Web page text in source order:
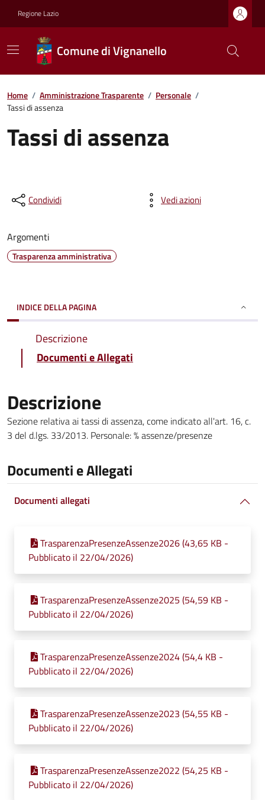
Regione Lazio
Comune di Vignanello
Home / Amministrazione Trasparente / Personale /
Tassi di assenza
Tassi di assenza
Condividi Vedi azioni
Argomenti
Trasparenza amministrativa
INDICE DELLA PAGINA
Descrizione
Documenti e Allegati
Descrizione
Sezione relativa ai tassi di assenza, come indicato all'art. 16, c.
3 del d.lgs. 33/2013. Personale: % assenze/presenze
Documenti e Allegati
Documenti allegati
TrasparenzaPresenzeAssenze2026 (43,65 KB -
Pubblicato il 22/04/2026)
TrasparenzaPresenzeAssenze2025 (54,59 KB -
Pubblicato il 22/04/2026)
TrasparenzaPresenzeAssenze2024 (54,4 KB -
Pubblicato il 22/04/2026)
TrasparenzaPresenzeAssenze2023 (54,55 KB -
Pubblicato il 22/04/2026)
TrasparenzaPresenzeAssenze2022 (54,25 KB -
Pubblicato il 22/04/2026)